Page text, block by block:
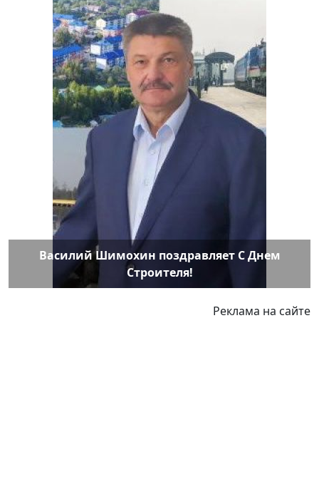
Василий Шимохин поздравляет С Днем
Строителя!
Реклама на сайте